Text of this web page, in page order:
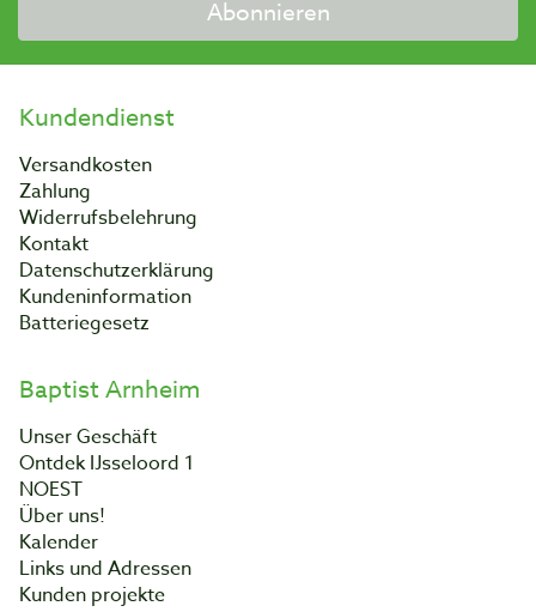
Abonnieren
Kundendienst
Versandkosten
Zahlung
Widerrufsbelehrung
Kontakt
Datenschutzerklärung
Kundeninformation
Batteriegesetz
Baptist Arnheim
Unser Geschäft
Ontdek IJsseloord 1
NOEST
Über uns!
Kalender
Links und Adressen
Kunden projekte